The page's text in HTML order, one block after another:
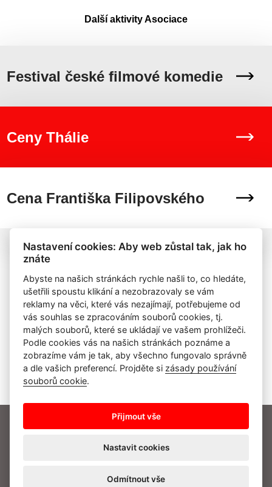
Další aktivity Asociace
Festival české filmové komedie
Ceny Thálie
Cena Františka Filipovského
Partneři
Nastavení cookies: Aby web zůstal tak, jak ho
znáte
Abyste na našich stránkách rychle našli to, co hledáte,
ušetřili spoustu klikání a nezobrazovaly se vám
reklamy na věci, které vás nezajímají, potřebujeme od
vás souhlas se zpracováním souborů cookies, tj.
malých souborů, které se ukládají ve vašem prohlížeči.
Podle cookies vás na našich stránkách poznáme a
zobrazíme vám je tak, aby všechno fungovalo správně
a dle vašich preferencí. Projděte si zásady používání
souborů cookie.
Přijmout vše
Nastavit cookies
Odmítnout vše